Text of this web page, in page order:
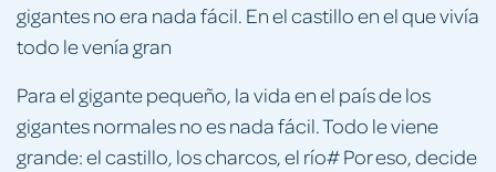
gigantes no era nada fácil. En el castillo en el que vivía
todo le venía gran
Para el gigante pequeño, la vida en el país de los
gigantes normales no es nada fácil. Todo le viene
grande: el castillo, los charcos, el río# Por eso, decide